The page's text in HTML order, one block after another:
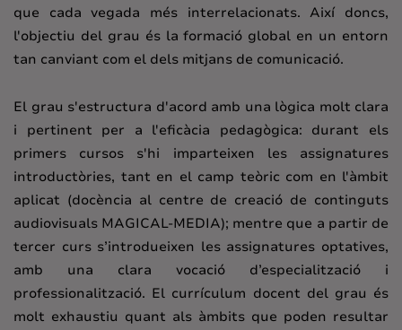
que cada vegada més interrelacionats. Així doncs,
l'objectiu del grau és la formació global en un entorn
tan canviant com el dels mitjans de comunicació.
El grau s'estructura d'acord amb una lògica molt clara
i pertinent per a l'eficàcia pedagògica: durant els
primers cursos s'hi imparteixen les assignatures
introductòries, tant en el camp teòric com en l'àmbit
aplicat (docència al centre de creació de continguts
audiovisuals MAGICAL-MEDIA); mentre que a partir de
tercer curs s’introdueixen les assignatures optatives,
amb una clara vocació d’especialització i
professionalització. El currículum docent del grau és
molt exhaustiu quant als àmbits que poden resultar